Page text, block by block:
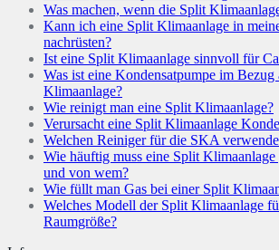
Was machen, wenn die Split
Kann ich eine Split Klimaanlage in
nachrüsten?
Ist eine Split Klimaanlage sinnvoll für
Was ist eine Kondensatpumpe im
Klimaanlage?
Wie reinigt man eine Split Klimaanlage?
Verursacht eine Split Klimaanlage
Welchen Reiniger für die SKA
Wie häuftig muss eine Split Klimaanlage
und von wem?
Wie füllt man Gas bei einer Split
Welches Modell der Split Klimaanlage
Raumgröße?